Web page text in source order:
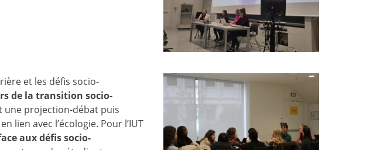
et les défis socio-
de la transition socio-
une projection-débat puis
lien avec l’écologie. Pour l’IUT
aux défis socio-